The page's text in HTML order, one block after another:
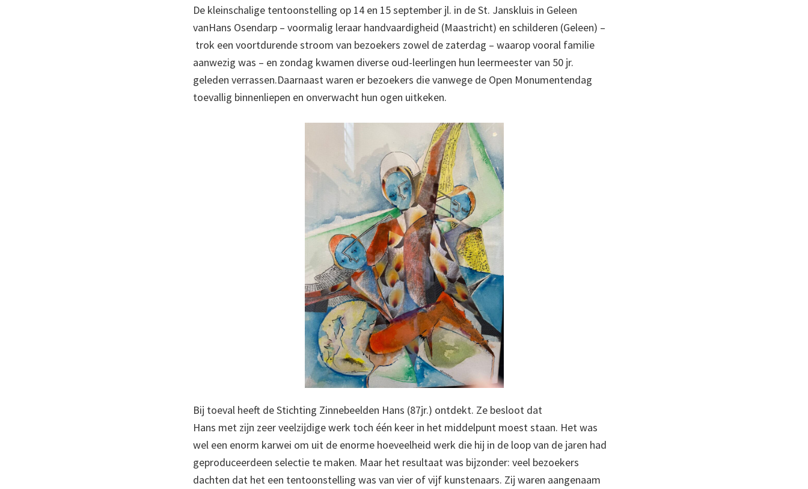
De kleinschalige tentoonstelling op 14 en 15 september jl. in de St. Janskluis in Geleen
vanHans Osendarp – voormalig leraar handvaardigheid (Maastricht) en schilderen (Geleen) –
trok een voortdurende stroom van bezoekers zowel de zaterdag – waarop vooral familie
aanwezig was – en zondag kwamen diverse oud-leerlingen hun leermeester van 50 jr.
geleden verrassen.Daarnaast waren er bezoekers die vanwege de Open Monumentendag
toevallig binnenliepen en onverwacht hun ogen uitkeken.
Bij toeval heeft de Stichting Zinnebeelden Hans (87jr.) ontdekt. Ze besloot dat
Hans met zijn zeer veelzijdige werk toch één keer in het middelpunt moest staan. Het was
wel een enorm karwei om uit de enorme hoeveelheid werk die hij in de loop van de jaren had
geproduceerdeen selectie te maken. Maar het resultaat was bijzonder: veel bezoekers
dachten dat het een tentoonstelling was van vier of vijf kunstenaars. Zij waren aangenaam